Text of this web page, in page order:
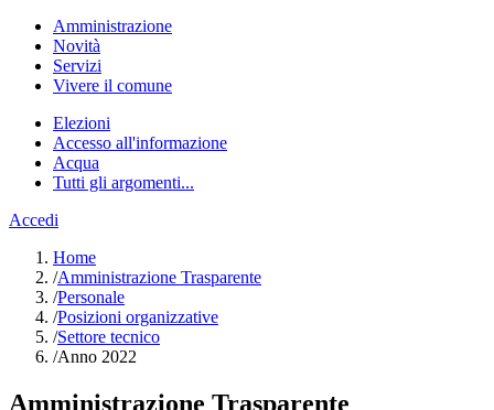
Amministrazione
Novità
Servizi
Vivere il comune
Elezioni
Accesso all'informazione
Acqua
Tutti gli argomenti...
Accedi
Home
/Amministrazione Trasparente
/Personale
/Posizioni organizzative
/Settore tecnico
/Anno 2022
Amministrazione Trasparente